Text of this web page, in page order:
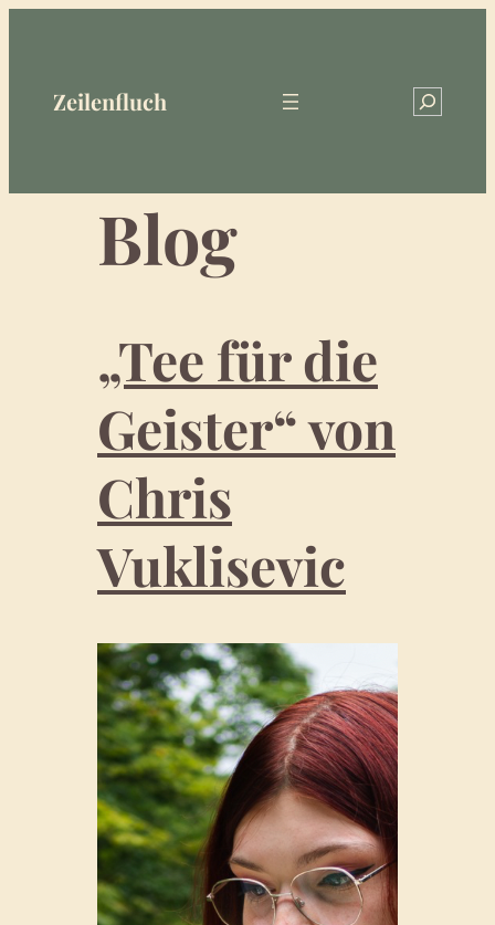
springenZeilenfluch Search
Blog
„Tee für die
Geister“ von
Chris
Vuklisevic